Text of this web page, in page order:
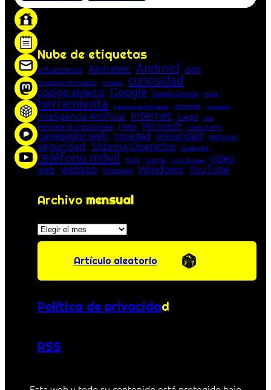
Nube de etiquetas
actualización Alphabet Android app
concepto informático consejo curiosidad
código abierto Google Google Chrome guía
herramienta historia de la Informática Informática innovación
Inteligencia Artificial Internet juego lista
mensajería instantánea Meta Microsoft Mozilla Firefox
navegador web novedad privacidad red social
seguridad Sistema Operativo streaming
teléfono móvil truco tutorial Unión Europea vídeo
web webapp WhatsApp Windows YouTube
Archivo mensual
Archivos
Artículo aleatorio
Política de privacidad
RSS